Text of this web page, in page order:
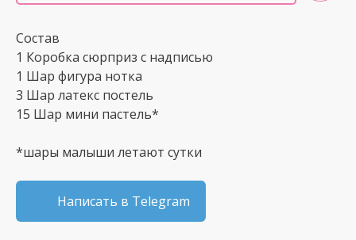
Состав
1 Коробка сюрприз с надписью
1 Шар фигура нотка
3 Шар латекс постель
15 Шар мини пастель*
*шары малыши летают сутки
Написать в Telegram